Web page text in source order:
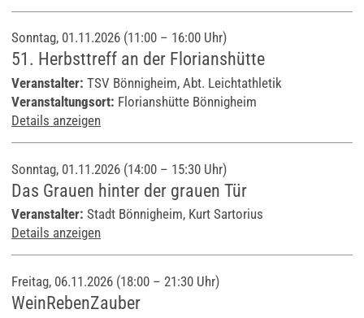
Sonntag, 01.11.2026 (11:00 – 16:00 Uhr)
51. Herbsttreff an der Florianshütte
Veranstalter: TSV Bönnigheim, Abt. Leichtathletik
Veranstaltungsort: Florianshütte Bönnigheim
Details anzeigen
Sonntag, 01.11.2026 (14:00 – 15:30 Uhr)
Das Grauen hinter der grauen Tür
Veranstalter: Stadt Bönnigheim, Kurt Sartorius
Details anzeigen
Freitag, 06.11.2026 (18:00 – 21:30 Uhr)
WeinRebenZauber